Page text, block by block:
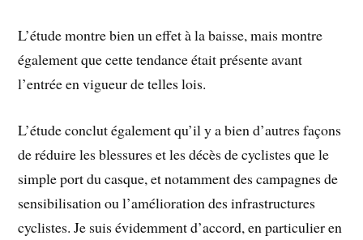
L’étude montre bien un effet à la baisse, mais montre
également que cette tendance était présente avant
l’entrée en vigueur de telles lois.
L’étude conclut également qu’il y a bien d’autres façons
de réduire les blessures et les décès de cyclistes que le
simple port du casque, et notamment des campagnes de
sensibilisation ou l’amélioration des infrastructures
cyclistes. Je suis évidemment d’accord, en particulier en